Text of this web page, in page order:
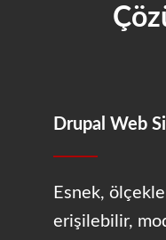
Drupal Web
Esnek,
erişilebilir,